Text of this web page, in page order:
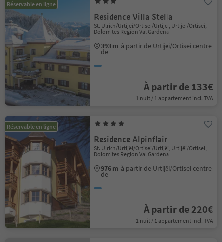
Réservable en ligne
Residence Villa Stella
St. Ulrich/Urtijëi/Ortisei/Urtijëi, Urtijëi/Ortisei,
Dolomites Region Val Gardena
393 m à partir de Urtijëi/Ortisei centre
de
À partir de 133€
1 nuit / 1 appartement incl. TVA
Réservable en ligne
Residence Alpinflair
St. Ulrich/Urtijëi/Ortisei/Urtijëi, Urtijëi/Ortisei,
Dolomites Region Val Gardena
976 m à partir de Urtijëi/Ortisei centre
de
À partir de 220€
1 nuit / 1 appartement incl. TVA